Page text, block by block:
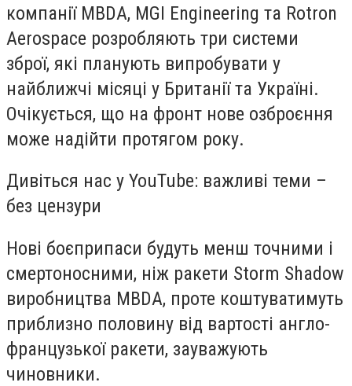
компанії MBDA, MGI Engineering та Rotron
Aerospace розробляють три системи
зброї, які планують випробувати у
найближчі місяці у Британії та Україні.
Очікується, що на фронт нове озброєння
може надійти протягом року.
Дивіться нас у YouTube: важливі теми –
без цензури
Нові боєприпаси будуть менш точними і
смертоносними, ніж ракети Storm Shadow
виробництва MBDA, проте коштуватимуть
приблизно половину від вартості англо-
французької ракети, зауважують
чиновники.